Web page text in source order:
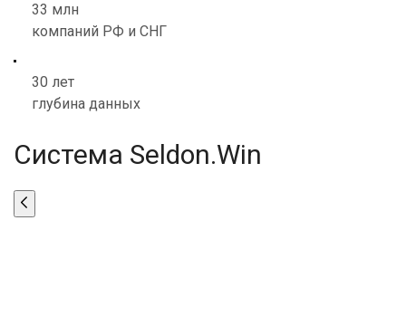
33 млн
компаний РФ и СНГ
30 лет
глубина данных
Система Seldon.Win